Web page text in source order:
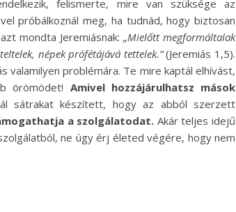
felismerte, mire van szüksége az
próbálkoznál meg, ha tudnád, hogy biztosan
mondta Jeremiásnak: „Mielőtt megformáltalak
népek prófétájává tettelek.”(Jeremiás 1,5).
problémára. Te mire kaptál elhívást,
örömödet! Amivel hozzájárulhatsz mások
sátrakat készített, hogy az abból szerzett
a szolgálatodat. Akár teljes idejű
ne úgy érj életed végére, hogy nem